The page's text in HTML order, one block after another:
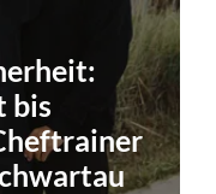
bis